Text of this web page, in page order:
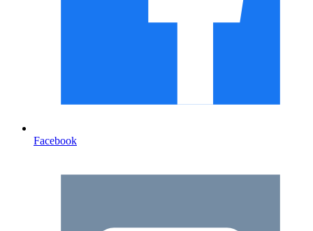
Facebook